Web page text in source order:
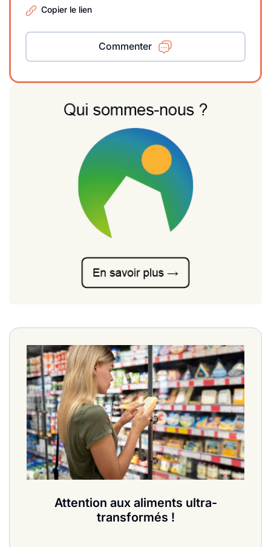
Copier le lien
Commenter
Attention aux aliments ultra-
transformés !